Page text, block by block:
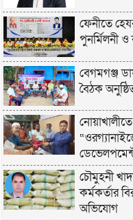
ফেনীতে
পুনর্মিলনী ও
বেগমগঞ্জ
বৈঠক
চৌমুহনী
কর্মকর্তার
অভিযোগ